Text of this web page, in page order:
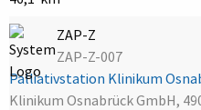
ZAP-Z
ZAP-Z-007
Palliativstation Klinikum
Klinikum Osnabrück GmbH,